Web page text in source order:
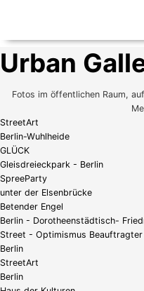
Urban
Fotos im öffentlichen Raum,
StreetArt
Berlin-Wuhlheide
GLÜCK
Gleisdreieckpark - Berlin
SpreeParty
unter der Elsenbrücke
Betender Engel
Berlin - Dorotheenstädtisch-
Street - Optimismus Beauftragter
Berlin
StreetArt
Berlin